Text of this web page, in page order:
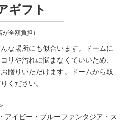
ギフト
全額負担）
な場所にも似合います。ドームに
リや汚れに悩まなくていいため、
贈りいただけます。ドームから取
ください。
アイビー・ブルーファンタジア・ス